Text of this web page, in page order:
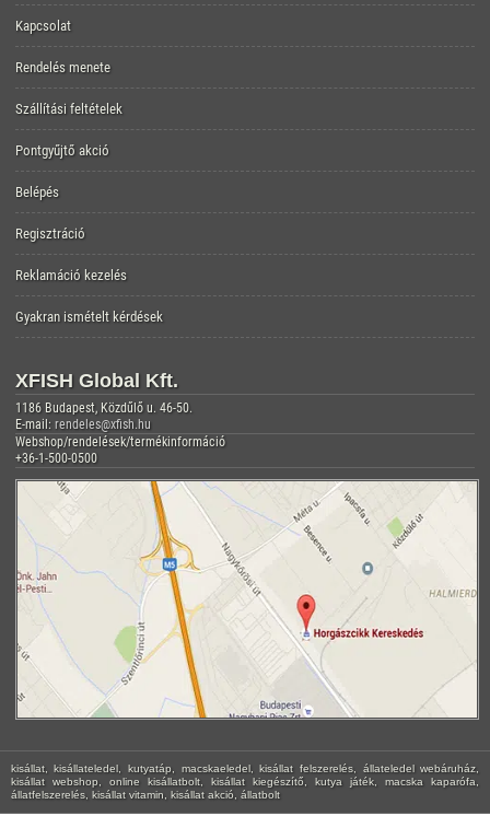
Kapcsolat
Rendelés menete
Szállítási feltételek
Pontgyűjtő akció
Belépés
Regisztráció
Reklamáció kezelés
Gyakran ismételt kérdések
XFISH Global Kft.
1186 Budapest, Közdűlő u. 46-50.
E-mail: rendeles@xfish.hu
Webshop/rendelések/termékinformáció
+36-1-500-0500
kisállat, kisállateledel, kutyatáp, macskaeledel, kisállat felszerelés, állateledel webáruház,
kisállat webshop, online kisállatbolt, kisállat kiegészítő, kutya játék, macska kaparófa,
állatfelszerelés, kisállat vitamin, kisállat akció, állatbolt